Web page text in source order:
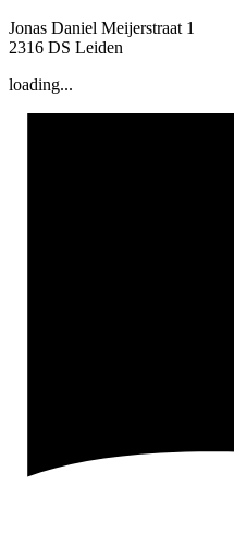
Jonas Daniel Meijerstraat 1
2316 DS Leiden
loading...